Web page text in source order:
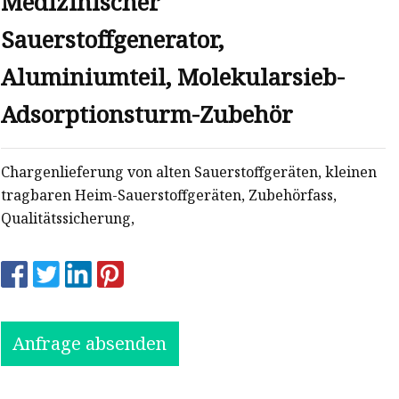
Sauerstoffgenerator,
Aluminiumteil, Molekularsieb-
Adsorptionsturm-Zubehör
Chargenlieferung von alten Sauerstoffgeräten, kleinen
tragbaren Heim-Sauerstoffgeräten, Zubehörfass,
Qualitätssicherung,
Anfrage absenden